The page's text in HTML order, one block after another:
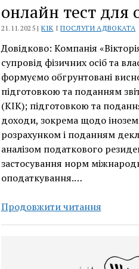
онлайн тест для
21.11.2025 |КІК ІПОСЛУГИ АДВОКАТА
Довідково: Компанія
супровід фізичних осіб та
формуємо обгрунтовані
підготовкою та поданням
(КІК); підготовкою та
доходи, зокрема щодо
розрахунком і поданням
аналізом податкового
застосування норм
оподаткування.…
Продовжити читанняСтатус
Україні: